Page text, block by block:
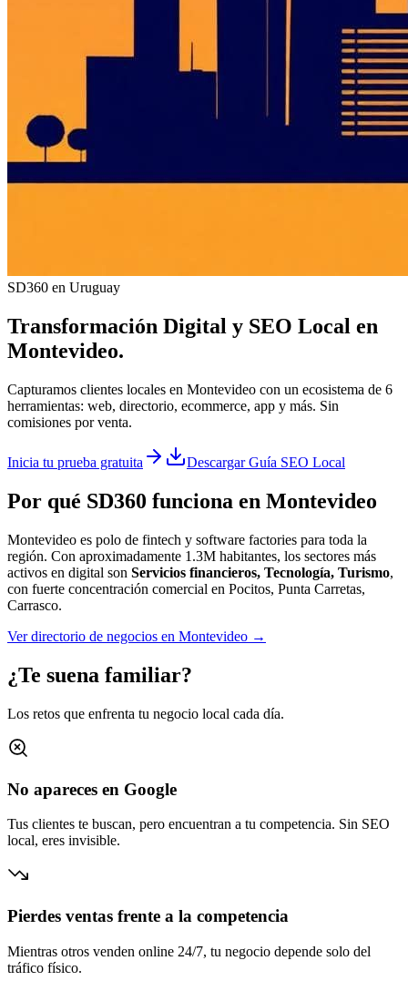
SD360 en Uruguay
Transformación Digital y SEO Local en
Montevideo.
Capturamos clientes locales en Montevideo con un ecosistema de 6
herramientas: web, directorio, ecommerce, app y más. Sin
comisiones por venta.
Inicia tu prueba gratuita Descargar Guía SEO Local
Por qué SD360 funciona en Montevideo
Montevideo es polo de fintech y software factories para toda la
región. Con aproximadamente 1.3M habitantes, los sectores más
activos en digital son Servicios financieros, Tecnología, Turismo,
con fuerte concentración comercial en Pocitos, Punta Carretas,
Carrasco.
Ver directorio de negocios en Montevideo →
¿Te suena familiar?
Los retos que enfrenta tu negocio local cada día.
No apareces en Google
Tus clientes te buscan, pero encuentran a tu competencia. Sin SEO
local, eres invisible.
Pierdes ventas frente a la competencia
Mientras otros venden online 24/7, tu negocio depende solo del
tráfico físico.